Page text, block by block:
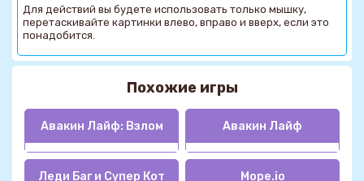
Для действий вы будете использовать только мышку,
перетаскивайте картинки влево, вправо и вверх, если это
понадобится.
Похожие игры
Авакин Лайф: Взлом Авакин Лайф
Леди Баг и Супер Кот Mope.io